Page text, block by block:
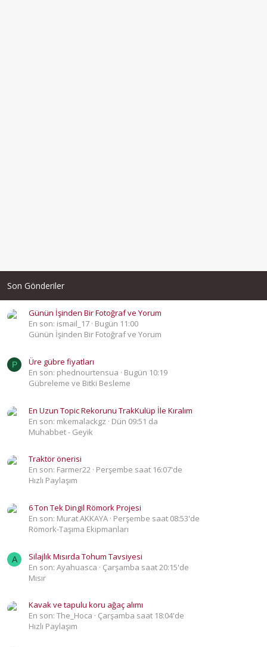
Son Gönderiler
Günün İşinden Bir Fotoğraf ve Yorum
En son: ismail_17 Bugün 11:00
Günün İşinden Bir Fotoğraf ve Yorum
P
Üre gübre fiyatları
En son: phednourtensua
Bugün 10:19
Gübreleme ve Bitki Besleme
En Uzun Topic Rekorunu TrakKulüp İle Kıralım
En son: mkemalackgz
Dün 09:51 da
Muhabbet - Geyik
Traktör önerisi
En son: Farmer22 Perşembe saat 16:07'de
Hızlı Paylaşım
6 Ton Tek Dingil Römork Projesi
En son: Murat AKKAYA Perşembe saat 08:53'de
Römork-Taşıma Ekipmanları
A
Silajlık Mısırda Tohum Tavsiyesi
En son: Ayahuasca
Çarşamba saat 20:15'de
Mısır
Kavak ve tapulu koru ağaç alımı
En son: The_Hoca
Çarşamba saat 18:04'de
Hızlı Paylaşım